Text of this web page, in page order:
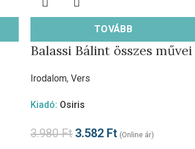
TOVÁBB
Balassi Bálint összes művei
Irodalom, Vers
Kiadó: Osiris
3.980Ft 3.582 Ft (Online ár)